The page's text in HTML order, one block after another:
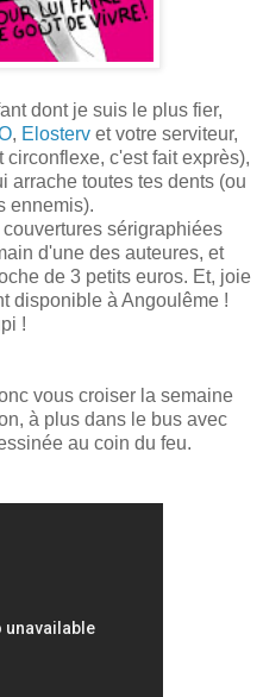
dont je suis le plus fier,
, Elostervet votre serviteur,
c'est fait exprès),
arrache toutes tes dents (ou
ennemis).
couvertures sérigraphiées
d'une des auteures, et
de 3 petits euros. Et, joie
disponible à Angoulême !
!
vous croiser la semaine
à plus dans le bus avec
au coin du feu.